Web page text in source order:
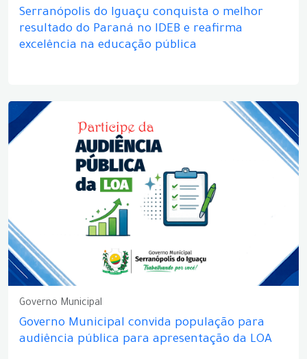
Serranópolis do Iguaçu conquista o melhor
resultado do Paraná no IDEB e reafirma
excelência na educação pública
Governo Municipal
Governo Municipal convida população para
audiência pública para apresentação da LOA